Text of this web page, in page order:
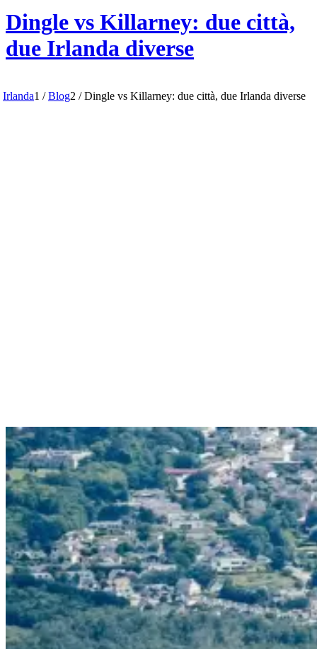
Dingle vs Killarney: due città,
due Irlanda diverse
Irlanda1 / Blog2 / Dingle vs Killarney: due città, due Irlanda diverse